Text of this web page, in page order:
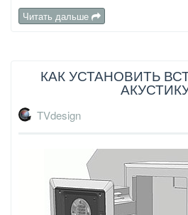
Читать дальше
КАК УСТАНОВИТЬ
TVdesign